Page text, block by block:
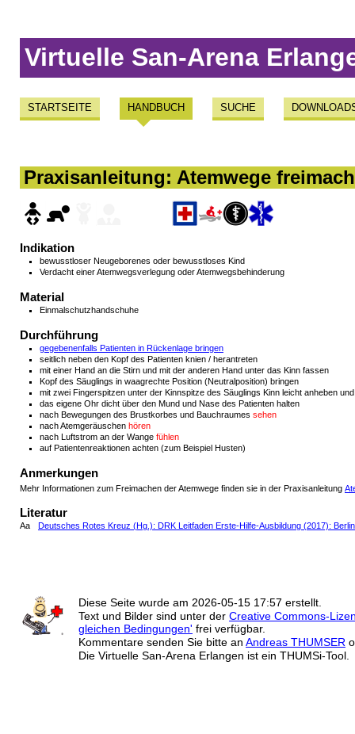
Virtuelle San-Arena
STARTSEITE HANDBUCH SUCHE
Praxisanleitung: Atemwege
Indikation
bewusstloser Neugeborenes oder bewusstloses Kind
Verdacht einer Atemwegsverlegung oder Atemwegsbehinderung
Material
Einmalschutzhandschuhe
Durchführung
gegebenenfalls Patienten in Rückenlage bringen
seitlich neben den Kopf des Patienten knien / herantreten
mit einer Hand an die Stirn und mit der anderen Hand unter das Kinn fassen
Kopf des Säuglings in waagrechte Position (Neutralposition) bringen
mit zwei Fingerspitzen unter der Kinnspitze des Säuglings Kinn leicht anheben
das eigene Ohr dicht über den Mund und Nase des Patienten halten
nach Bewegungen des Brustkorbes und Bauchraumes sehen
nach Atemgeräuschen hören
nach Luftstrom an der Wange fühlen
auf Patientenreaktionen achten (zum Beispiel Husten)
Anmerkungen
Mehr Informationen zum Freimachen der Atemwege finden sie in der Praxisanleitung
Literatur
Aa Deutsches Rotes Kreuz (Hg.): DRK Leitfaden Erste-Hilfe-Ausbildung (2017):
Diese Seite wurde am 2026-05-15 17:57 erstellt.
Text und Bilder sind unter der Creative Commons-
gleichen Bedingungen' frei verfügbar.
Kommentare senden Sie bitte an Andreas THUMSER
Die Virtuelle San-Arena Erlangen ist ein THUMSi-Tool.